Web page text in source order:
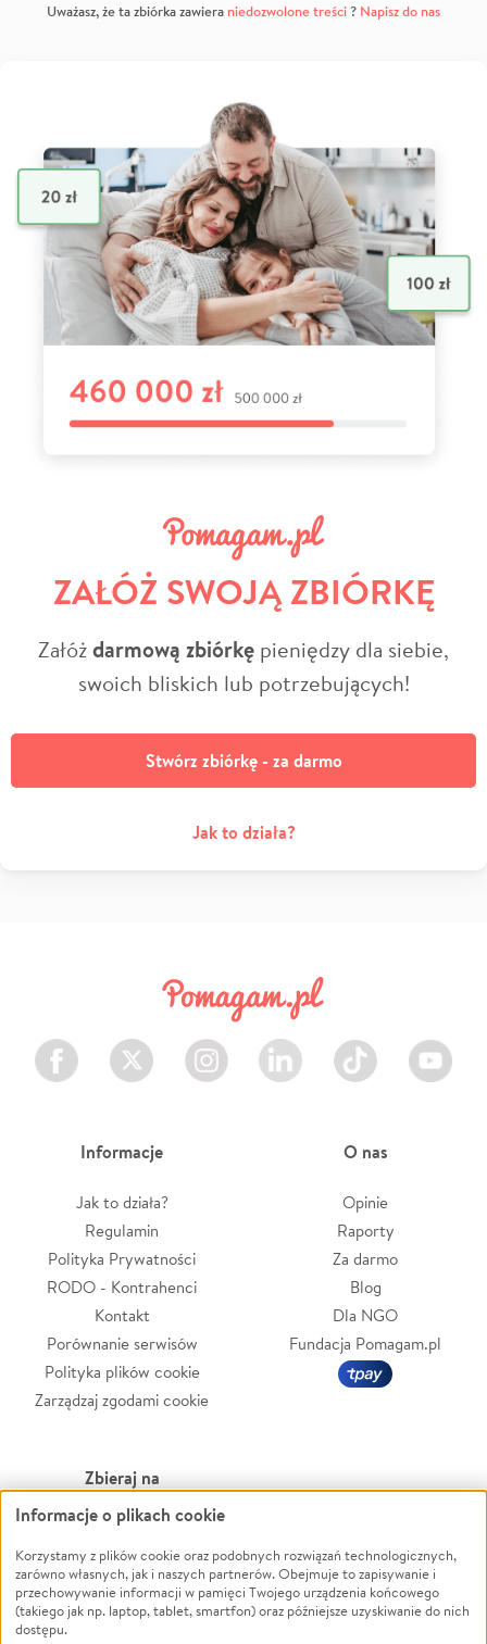
Uważasz, że ta zbiórka zawiera niedozwolone treści? Napisz do nas
ZAŁÓŻ SWOJĄ ZBIÓRKĘ
Załóżdarmową zbiórkę pieniędzy dla siebie,
swoich bliskich lub potrzebujących!
Stwórz zbiórkę - za darmo
Jak to działa?
Facebook Twitter Instagram LinkedIn TikTok Youtube
Informacje
Jak to działa?
Regulamin
Polityka Prywatności
RODO - Kontrahenci
Kontakt
Porównanie serwisów
Polityka plików cookie
Zarządzaj zgodami cookie
O nas
Opinie
Raporty
Za darmo
Blog
Dla NGO
Fundacja Pomagam.pl
Zbieraj na
Leczenie
Zwierzęta
Pożar
Ukraina
Powódź
Wichura
NGO
Informacje o plikach cookie
Korzystamy z plików cookie oraz podobnych rozwiązań technologicznych,
zarówno własnych, jak i naszych partnerów. Obejmuje to zapisywanie i
przechowywanie informacji w pamięci Twojego urządzenia końcowego
(takiego jak np. laptop, tablet, smartfon) oraz późniejsze uzyskiwanie do nich
dostępu.